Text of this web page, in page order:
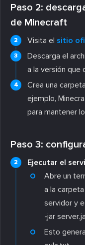
Paso 2:
de Minecraft
Visita el sitio
Descarga el
a la versión que
Crea una
ejemplo,
para mantener
Paso 3:
Ejecutar el
Abre un
a la
servidor y
-jar
Esto